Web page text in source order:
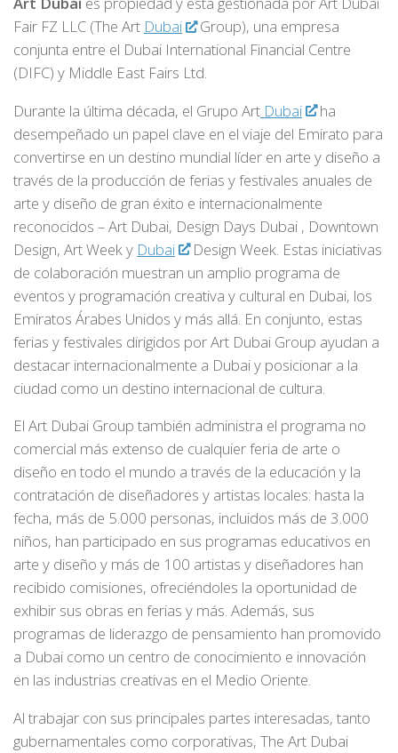
Fair FZ LLC (The Art Dubai
Group), una empresa
conjunta entre el Dubai International Financial Centre
(DIFC) y Middle East Fairs Ltd.
Durante la última década, el Grupo Art Dubai
ha
desempeñado un papel clave en el viaje del Emirato para
convertirse en un destino mundial líder en arte y diseño a
través de la producción de ferias y festivales anuales de
arte y diseño de gran éxito e internacionalmente
reconocidos – Art Dubai, Design Days Dubai , Downtown
Design, Art Week y Dubai
Design Week. Estas iniciativas
de colaboración muestran un amplio programa de
eventos y programación creativa y cultural en Dubai, los
Emiratos Árabes Unidos y más allá. En conjunto, estas
ferias y festivales dirigidos por Art Dubai Group ayudan a
destacar internacionalmente a Dubai y posicionar a la
ciudad como un destino internacional de cultura.
El Art Dubai Group también administra el programa no
comercial más extenso de cualquier feria de arte o
diseño en todo el mundo a través de la educación y la
contratación de diseñadores y artistas locales: hasta la
fecha, más de 5.000 personas, incluidos más de 3.000
niños, han participado en sus programas educativos en
arte y diseño y más de 100 artistas y diseñadores han
recibido comisiones, ofreciéndoles la oportunidad de
exhibir sus obras en ferias y más. Además, sus
programas de liderazgo de pensamiento han promovido
a Dubai como un centro de conocimiento e innovación
en las industrias creativas en el Medio Oriente.
Al trabajar con sus principales partes interesadas, tanto
gubernamentales como corporativas, The Art Dubai